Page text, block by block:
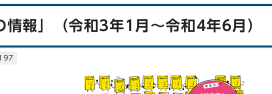
情報」（令和3年1月～令和4年6月）